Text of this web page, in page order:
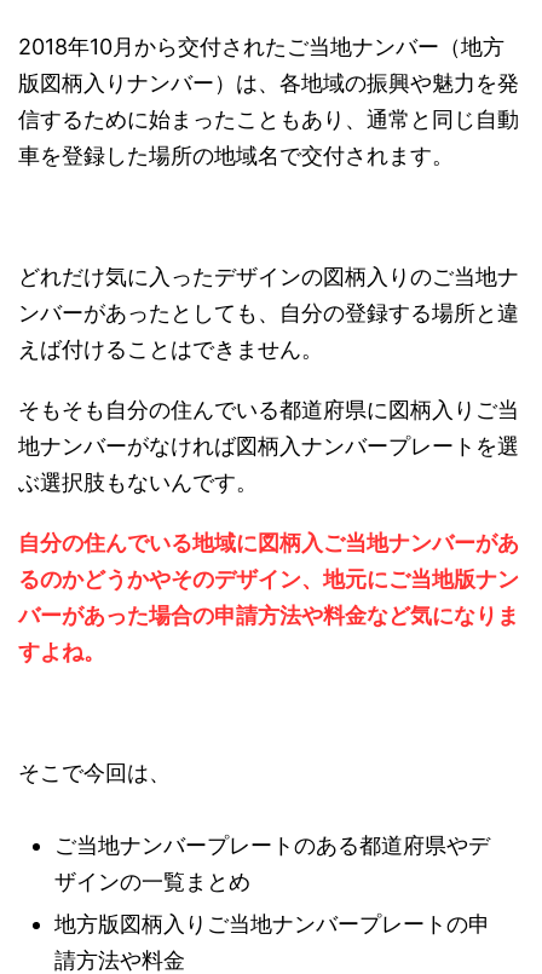
2018年10月から交付されたご当地ナンバー（地方
版図柄入りナンバー）は、各地域の振興や魅力を発
信するために始まったこともあり、通常と同じ自動
車を登録した場所の地域名で交付されます。
どれだけ気に入ったデザインの図柄入りのご当地ナ
ンバーがあったとしても、自分の登録する場所と違
えば付けることはできません。
そもそも自分の住んでいる都道府県に図柄入りご当
地ナンバーがなければ図柄入ナンバープレートを選
ぶ選択肢もないんです。
自分の住んでいる地域に図柄入ご当地ナンバーがあ
るのかどうかやそのデザイン、地元にご当地版ナン
バーがあった場合の申請方法や料金など気になりま
すよね。
そこで今回は、
ご当地ナンバープレートのある都道府県やデ
ザインの一覧まとめ
地方版図柄入りご当地ナンバープレートの申
請方法や料金